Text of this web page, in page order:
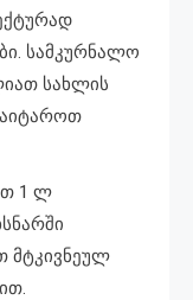
სამკურნალო
სახლის
1 ლ
მტკივნეულ